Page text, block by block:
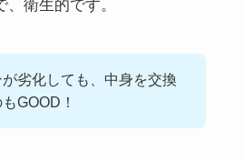
衛生的です。
が劣化しても、中身を交換
GOOD！